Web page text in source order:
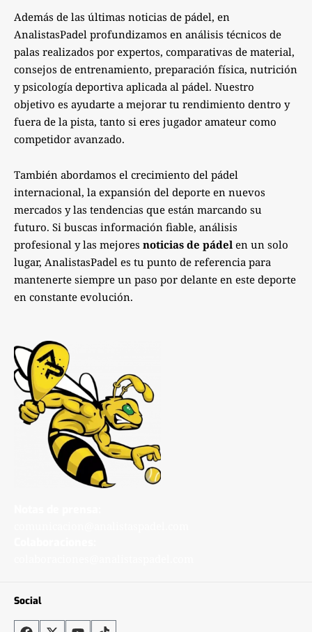
Además de las últimas noticias de pádel, en
AnalistasPadel profundizamos en análisis técnicos de
palas realizados por expertos, comparativas de material,
consejos de entrenamiento, preparación física, nutrición
y psicología deportiva aplicada al pádel. Nuestro
objetivo es ayudarte a mejorar tu rendimiento dentro y
fuera de la pista, tanto si eres jugador amateur como
competidor avanzado.
También abordamos el crecimiento del pádel
internacional, la expansión del deporte en nuevos
mercados y las tendencias que están marcando su
futuro. Si buscas información fiable, análisis
profesional y las mejores noticias de pádel en un solo
lugar, AnalistasPadel es tu punto de referencia para
mantenerte siempre un paso por delante en este deporte
en constante evolución.
Social